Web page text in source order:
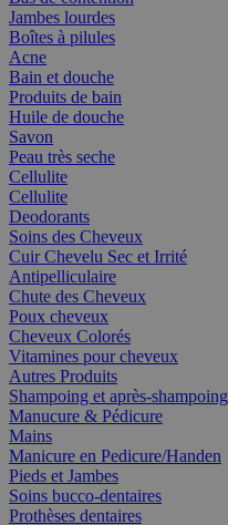
Jambes lourdes
Boîtes à pilules
Acne
Bain et douche
Produits de bain
Huile de douche
Savon
Peau très seche
Cellulite
Cellulite
Deodorants
Soins des Cheveux
Cuir Chevelu Sec et Irrité
Antipelliculaire
Chute des Cheveux
Poux cheveux
Cheveux Colorés
Vitamines pour cheveux
Autres Produits
Shampoing et après-shampoing
Manucure & Pédicure
Mains
Manicure en Pedicure/Handen
Pieds et Jambes
Soins bucco-dentaires
Prothèses dentaires